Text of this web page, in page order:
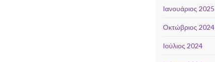
Ιανουάριος 2025
Οκτώβριος 2024
Ιούλιος 2024